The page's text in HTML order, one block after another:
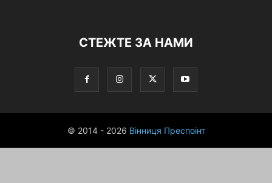
СТЕЖТЕ ЗА НАМИ
© 2014 - 2026 Вінниця Преспоінт